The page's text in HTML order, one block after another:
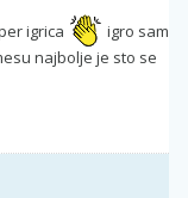
igrica
igro sam
najbolje je sto se